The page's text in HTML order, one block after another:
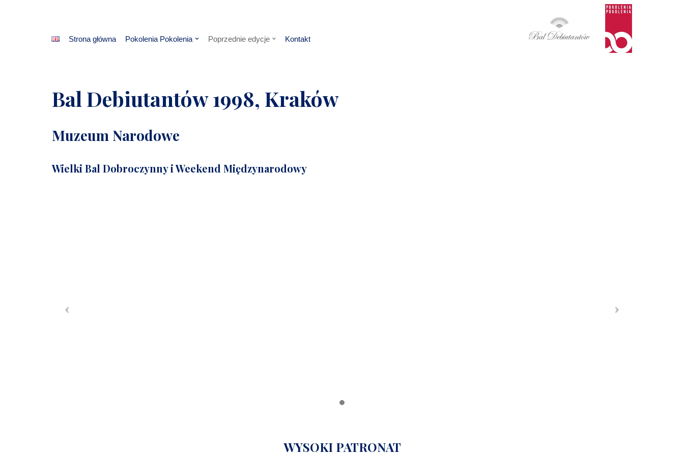
Strona główna Pokolenia Pokolenia Poprzednie edycje Kontakt
Bal Debiutantów 1998, Kraków
Muzeum Narodowe
Wielki Bal Dobroczynny i Weekend Międzynarodowy
WYSOKI PATRONAT